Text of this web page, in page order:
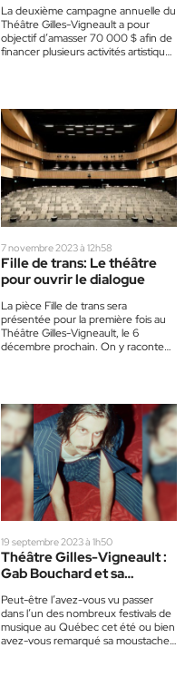
La deuxième campagne annuelle du
Théâtre Gilles-Vigneault a pour
objectif d’amasser 70 000 $ afin de
financer plusieurs activités artistiques
7 novembre 2023 à 12h58
Fille de trans: Le théâtre
pour ouvrir le dialogue
La pièce Fille de trans sera
présentée pour la première fois au
Théâtre Gilles-Vigneault, le 6
décembre prochain. On y raconte
19 septembre 2023 à 1h50
Théâtre Gilles-Vigneault :
Gab Bouchard et sa
Peut-être l’avez-vous vu passer
dans l’un des nombreux festivals de
musique au Québec cet été ou bien
avez-vous remarqué sa moustache